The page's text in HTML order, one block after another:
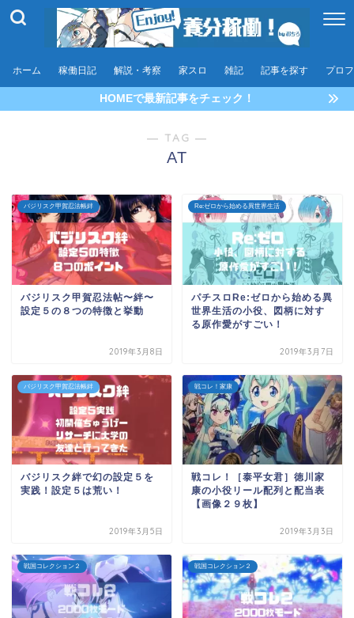
ホーム 稼働日記 解説・考察 家スロ 雑記 記事を探す プロ
HOMEで最新記事をチェック！
― TAG ―
AT
バジリスク甲賀忍法帳絆
バジリスク甲賀忍法帖〜絆〜
設定５の８つの特徴と挙動
2019年3月8日
Re:ゼロから始める異世界生活
パチスロRe:ゼロから始める異
世界生活の小役、図柄に対す
る原作愛がすごい！
2019年3月7日
バジリスク甲賀忍法帳絆
バジリスク絆で幻の設定５を
実践！設定５は荒い！
2019年3月5日
戦コレ！家康
戦コレ！［泰平女君］徳川家
康の小役リール配列と配当表
【画像２９枚】
2019年3月3日
戦国コレクション２ 戦国コレクション２